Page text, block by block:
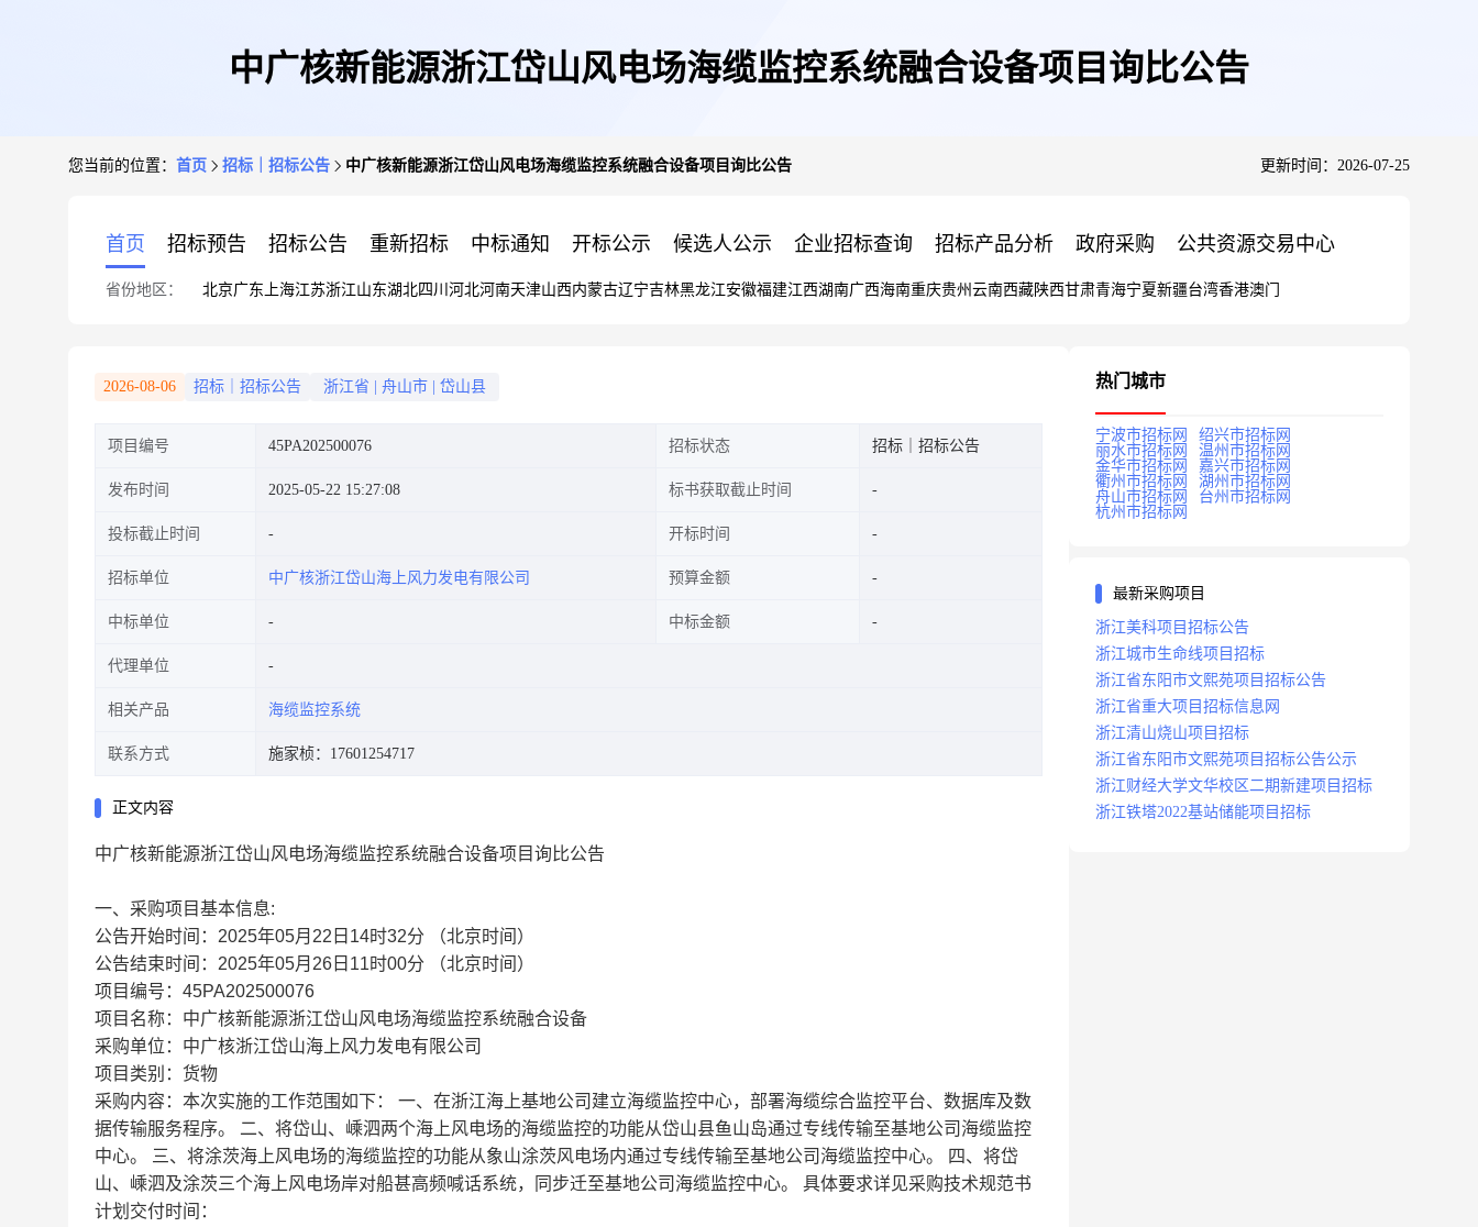
中广核新能源浙江岱山风电场海缆监控系统融合设备项目询比公告
您当前的位置： 首页 招标｜招标公告 中广核新能源浙江岱山风电场海缆监控系统融合设备项目询比公告 更新时间：2026-07-25
首页 招标预告 招标公告 重新招标 中标通知 开标公示 候选人公示 企业招标查询 招标产品分析 政府采购 公共资源交易中心
省份地区： 北京广东 上海江苏浙江山东湖北四川 河北河南天津山西内蒙古辽宁吉林黑龙江安徽福建江西湖南广西海南重庆贵州 云南西藏陕西甘肃青海宁夏新疆台湾香港澳门
2026-08-06 招标｜招标公告 浙江省 舟山市 岱山县
项目编号 45PA202500076 招标状态 招标｜招标公告
发布时间 2025-05-22 15:27:08 标书获取截止时间
投标截止时间 开标时间
招标单位 中广核浙江岱山海上风力发电有限公司 预算金额
中标单位 中标金额
代理单位
相关产品 海缆监控系统
联系方式 施家桢：17601254717
正文内容
中广核新能源浙江岱山风电场海缆监控系统融合设备项目询比公告
一、采购项目基本信息:
公告开始时间：2025年05月22日14时32分 （北京时间）
公告结束时间：2025年05月26日11时00分 （北京时间）
项目编号：45PA202500076
项目名称：中广核新能源浙江岱山风电场海缆监控系统融合设备
采购单位：中广核浙江岱山海上风力发电有限公司
项目类别：货物
采购内容：本次实施的工作范围如下： 一、在浙江海上基地公司建立海缆监控中心，部署海缆综合监控平台、数据库及数
据传输服务程序。 二、将岱山、嵊泗两个海上风电场的海缆监控的功能从岱山县鱼山岛通过专线传输至基地公司海缆监控
中心。 三、将涂茨海上风电场的海缆监控的功能从象山涂茨风电场内通过专线传输至基地公司海缆监控中心。 四、将岱
山、嵊泗及涂茨三个海上风电场岸对船甚高频喊话系统，同步迁至基地公司海缆监控中心。 具体要求详见采购技术规范书
计划交付时间：
热门城市
宁波市招标网
绍兴市招标网
丽水市招标网
温州市招标网
金华市招标网
嘉兴市招标网
衢州市招标网
湖州市招标网
舟山市招标网
台州市招标网
杭州市招标网
最新采购项目
浙江美科项目招标公告
浙江城市生命线项目招标
浙江省东阳市文熙苑项目招标公告
浙江省重大项目招标信息网
浙江清山烧山项目招标
浙江省东阳市文熙苑项目招标公告公示
浙江财经大学文华校区二期新建项目招标
浙江铁塔2022基站储能项目招标